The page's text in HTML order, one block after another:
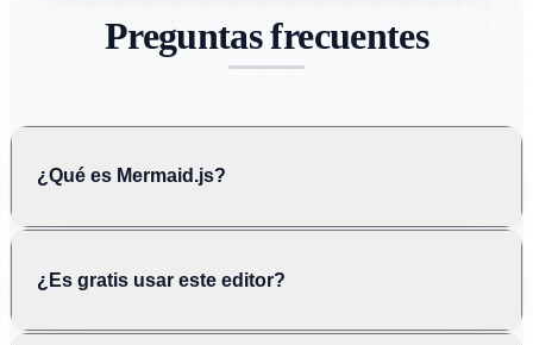
Preguntas frecuentes
¿Qué es Mermaid.js?
¿Es gratis usar este editor?